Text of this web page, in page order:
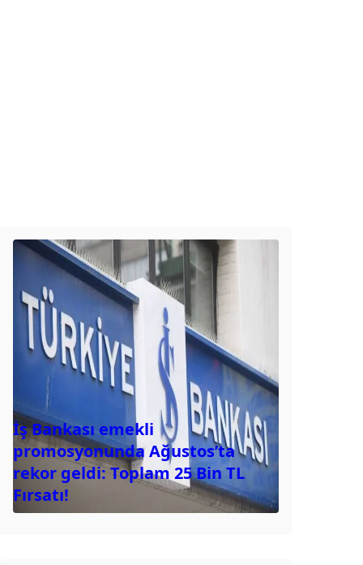
İş Bankası emekli
promosyonunda Ağustos’ta
rekor geldi: Toplam 25 Bin TL
Fırsatı!